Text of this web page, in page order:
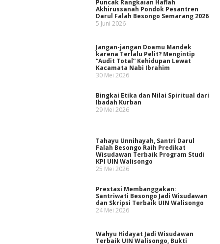
Puncak Rangkaian Haflah
Akhirussanah Pondok Pesantren
Darul Falah Besongo Semarang 2026
5 Juni 2026
Jangan-jangan Doamu Mandek
karena Terlalu Pelit? Mengintip
“Audit Total” Kehidupan Lewat
Kacamata Nabi Ibrahim
30 Mei 2026
Bingkai Etika dan Nilai Spiritual dari
Ibadah Kurban
29 Mei 2026
Tahayu Unnihayah, Santri Darul
Falah Besongo Raih Predikat
Wisudawan Terbaik Program Studi
KPI UIN Walisongo
25 Mei 2026
Prestasi Membanggakan:
Santriwati Besongo Jadi Wisudawan
dan Skripsi Terbaik UIN Walisongo
24 Mei 2026
Wahyu Hidayat Jadi Wisudawan
Terbaik UIN Walisongo, Bukti